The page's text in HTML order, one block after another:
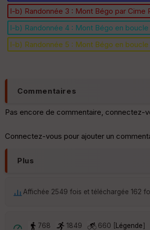
I-b) Randonnée 3 : Mont Bégo par
I-b) Randonnée 4 : Mont Bégo en
I-b) Randonnée 5 : Mont Bégo en
Commentaires
Pas encore de commentaire, connectez-
Connectez-vous pour ajouter un
Plus
Affichée 2549 fois et téléchargée 162
768 1849 660 [ Légende]